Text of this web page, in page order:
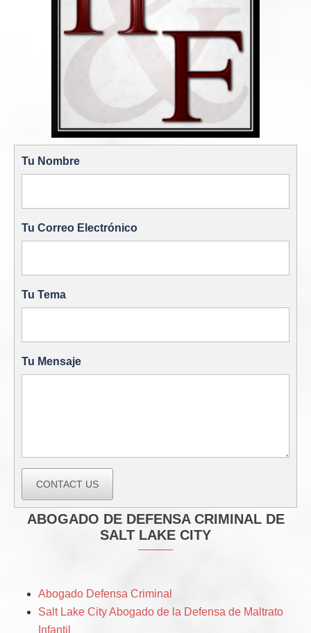
Tu Nombre
Tu Correo Electrónico
Tu Tema
Tu Mensaje
CONTACT US
ABOGADO DE DEFENSA CRIMINAL DE
SALT LAKE CITY
Abogado Defensa Criminal
Salt Lake City Abogado de la Defensa de Maltrato
Infantil